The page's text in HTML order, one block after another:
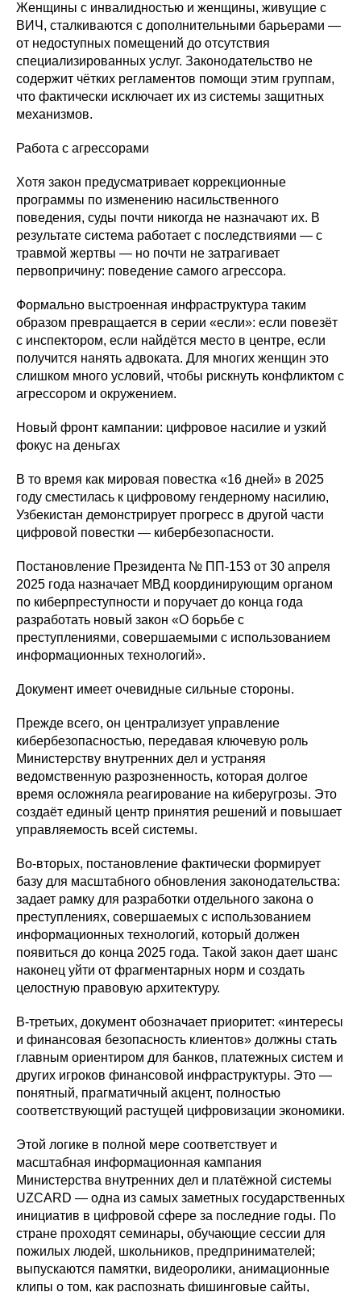
Женщины с инвалидностью и женщины, живущие с
ВИЧ, сталкиваются с дополнительными барьерами —
от недоступных помещений до отсутствия
специализированных услуг. Законодательство не
содержит чётких регламентов помощи этим группам,
что фактически исключает их из системы защитных
механизмов.
Работа с агрессорами
Хотя закон предусматривает коррекционные
программы по изменению насильственного
поведения, суды почти никогда не назначают их. В
результате система работает с последствиями — с
травмой жертвы — но почти не затрагивает
первопричину: поведение самого агрессора.
Формально выстроенная инфраструктура таким
образом превращается в серии «если»: если повезёт
с инспектором, если найдётся место в центре, если
получится нанять адвоката. Для многих женщин это
слишком много условий, чтобы рискнуть конфликтом с
агрессором и окружением.
Новый фронт кампании: цифровое насилие и узкий
фокус на деньгах
В то время как мировая повестка «16 дней» в 2025
году сместилась к цифровому гендерному насилию,
Узбекистан демонстрирует прогресс в другой части
цифровой повестки — кибербезопасности.
Постановление Президента № ПП-153 от 30 апреля
2025 года назначает МВД координирующим органом
по киберпреступности и поручает до конца года
разработать новый закон «О борьбе с
преступлениями, совершаемыми с использованием
информационных технологий».
Документ имеет очевидные сильные стороны.
Прежде всего, он централизует управление
кибербезопасностью, передавая ключевую роль
Министерству внутренних дел и устраняя
ведомственную разрозненность, которая долгое
время осложняла реагирование на киберугрозы. Это
создаёт единый центр принятия решений и повышает
управляемость всей системы.
Во-вторых, постановление фактически формирует
базу для масштабного обновления законодательства:
задает рамку для разработки отдельного закона о
преступлениях, совершаемых с использованием
информационных технологий, который должен
появиться до конца 2025 года. Такой закон дает шанс
наконец уйти от фрагментарных норм и создать
целостную правовую архитектуру.
В-третьих, документ обозначает приоритет: «интересы
и финансовая безопасность клиентов» должны стать
главным ориентиром для банков, платежных систем и
других игроков финансовой инфраструктуры. Это —
понятный, прагматичный акцент, полностью
соответствующий растущей цифровизации экономики.
Этой логике в полной мере соответствует и
масштабная информационная кампания
Министерства внутренних дел и платёжной системы
UZCARD — одна из самых заметных государственных
инициатив в цифровой сфере за последние годы. По
стране проходят семинары, обучающие сессии для
пожилых людей, школьников, предпринимателей;
выпускаются памятки, видеоролики, анимационные
клипы о том, как распознать фишинговые сайты,